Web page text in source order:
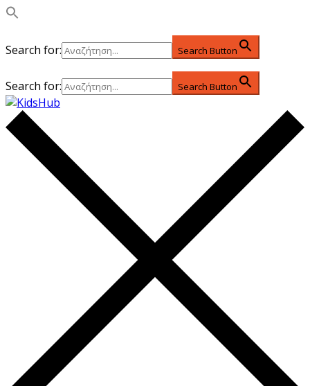
Search for: Search Button
Search for: Search Button